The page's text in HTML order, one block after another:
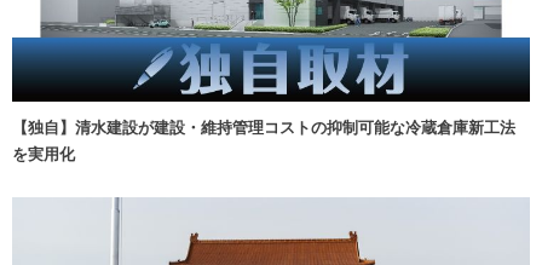
【独自】清水建設が建設・維持管理コストの抑制可能な冷蔵倉庫新工法
を実用化